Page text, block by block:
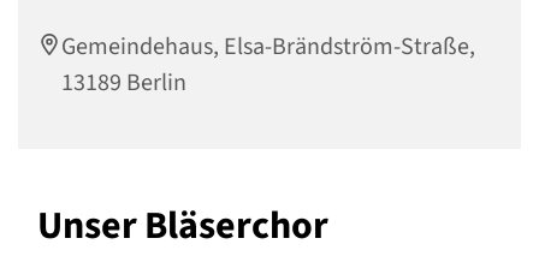
Gemeindehaus, Elsa-Brändström-Straße,
13189 Berlin
Unser Bläserchor